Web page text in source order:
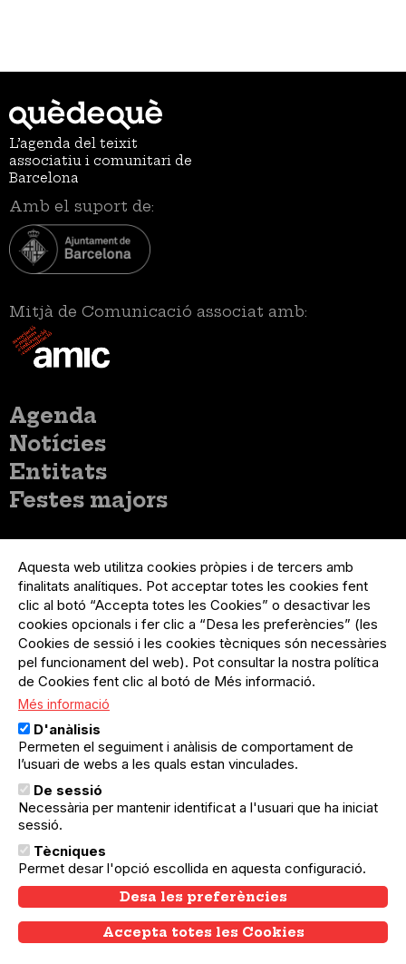
L’agenda del teixit
associatiu i comunitari de
Barcelona
Amb el suport de:
Mitjà de Comunicació associat amb:
Menú
principal
Agenda
Notícies
Entitats
Festes majors
del
compte
d'usuari
Menú
usuari
no
loggat
Registre organització
Menú
Peu
Sobre el projecte
Preguntes freqüents
Contacte
Menú
Legal
Política de privacitat
Avís legal
Política de cookies
El Quèdequè no es fa responsable de les activitats
programades; en són responsables els col·lectius
organitzadors.
© Quedequè, 2025
Aquesta web utilitza cookies pròpies i de tercers amb
finalitats analítiques. Pot acceptar totes les cookies fent
clic al botó “Accepta totes les Cookies” o desactivar les
cookies opcionals i fer clic a “Desa les preferències” (les
Cookies de sessió i les cookies tècniques són necessàries
pel funcionament del web). Pot consultar la nostra política
de Cookies fent clic al botó de Més informació.
Més informació
D'anàlisis
Permeten el seguiment i anàlisis de comportament de
l’usuari de webs a les quals estan vinculades.
De sessió
Necessària per mantenir identificat a l'usuari que ha iniciat
sessió.
Tècniques
Permet desar l'opció escollida en aquesta configuració.
Desa les preferències
Accepta totes les Cookies
Withdraw consent